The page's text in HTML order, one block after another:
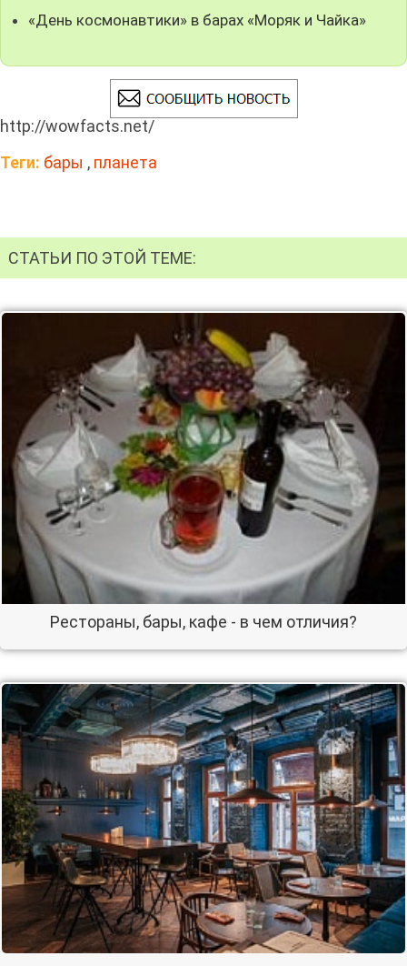
«День космонавтики» в барах «Моряк и Чайка»
http://wowfacts.net/
Теги: бары , планета
СТАТЬИ ПО ЭТОЙ ТЕМЕ:
Рестораны, бары, кафе - в чем отличия?